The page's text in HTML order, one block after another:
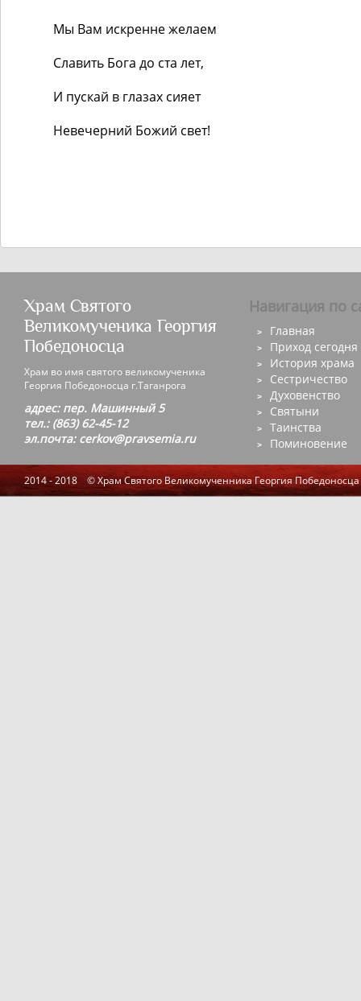
Мы Вам искренне желаем
Славить Бога до ста лет,
И пускай в глазах сияет
Невечерний Божий свет!
Храм Святого
Великомученика Георгия
Победоносца
Храм во имя святого великомученика
Георгия Победоносца г.Таганрога
адрес: пер. Машинный 5
тел.: (863) 62-45-12
эл.почта: cerkov@pravsemia.ru
Навигация по
Главная
Приход сегодня
История храма
Сестричество
Духовенство
Святыни
Таинства
Поминовение
2014 - 2018 © Храм Святого Великомученника Георгия Победоносца